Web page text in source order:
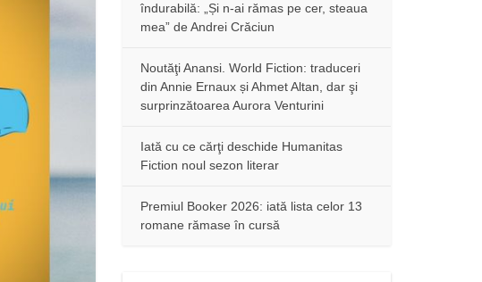
îndurabilă: „Și n-ai rămas pe cer, steaua
mea” de Andrei Crăciun
Noutăţi Anansi. World Fiction: traduceri
din Annie Ernaux și Ahmet Altan, dar şi
surprinzătoarea Aurora Venturini
Iată cu ce cărţi deschide Humanitas
Fiction noul sezon literar
Premiul Booker 2026: iată lista celor 13
romane rămase în cursă